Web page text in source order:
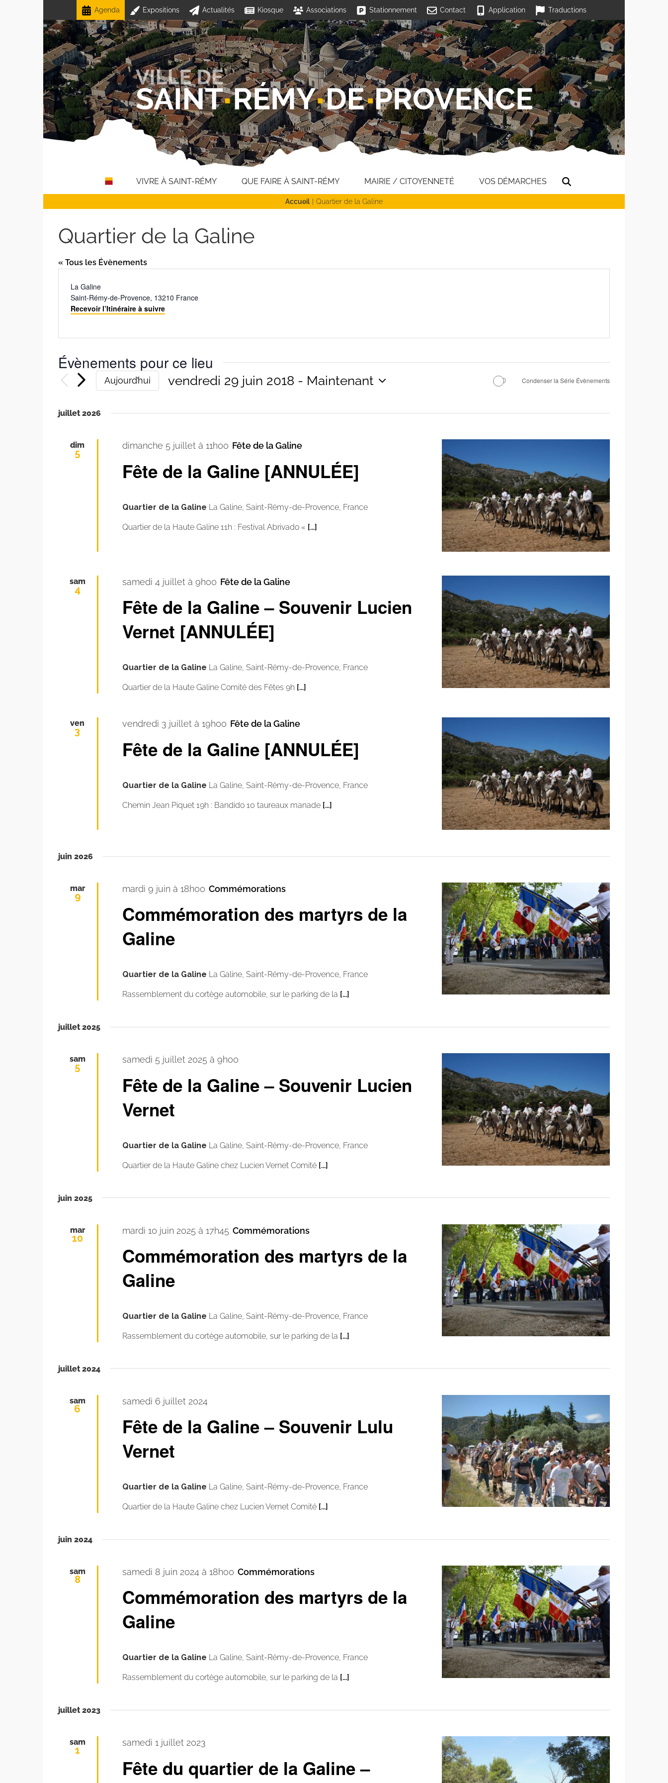
Agenda Expositions Actualités Kiosque Associations Stationnement Contact Application Traductions
VIVRE À SAINT-RÉMY QUE FAIRE À SAINT-RÉMY MAIRIE / CITOYENNETÉ VOS DÉMARCHES
Accueil Quartier de la Galine
Quartier de la Galine
« Tous les Évènements
Adresse
La Galine
Saint-Rémy-de-Provence, 13210 France
Recevoir l’Itinéraire à suivre
Évènements pour ce lieu
Aujourd’hui vendredi 29 juin 2018 - Maintenant
Condenser la Série Évènements
juillet 2026
dim
5
Fête de la Galine [ANNULÉE]
dimanche 5 juillet à 11h00 Fête de la Galine
Quartier de la Galine La Galine, Saint-Rémy-de-Provence, France
Quartier de la Haute Galine 11h : Festival Abrivado « [...]
sam
4
Fête de la Galine – Souvenir Lucien
Vernet [ANNULÉE]
samedi 4 juillet à 9h00 Fête de la Galine
Quartier de la Galine La Galine, Saint-Rémy-de-Provence, France
Quartier de la Haute Galine Comité des Fêtes 9h [...]
ven
3
Fête de la Galine [ANNULÉE]
vendredi 3 juillet à 19h00 Fête de la Galine
Quartier de la Galine La Galine, Saint-Rémy-de-Provence, France
Chemin Jean Piquet 19h : Bandido 10 taureaux manade [...]
juin 2026
mar
9
Commémoration des martyrs de la
Galine
mardi 9 juin à 18h00 Commémorations
Quartier de la Galine La Galine, Saint-Rémy-de-Provence, France
Rassemblement du cortège automobile, sur le parking de la [...]
juillet 2025
sam
5
Fête de la Galine – Souvenir Lucien
Vernet
samedi 5 juillet 2025 à 9h00
Quartier de la Galine La Galine, Saint-Rémy-de-Provence, France
Quartier de la Haute Galine chez Lucien Vernet Comité [...]
juin 2025
mar
10
Commémoration des martyrs de la
Galine
mardi 10 juin 2025 à 17h45 Commémorations
Quartier de la Galine La Galine, Saint-Rémy-de-Provence, France
Rassemblement du cortège automobile, sur le parking de la [...]
juillet 2024
sam
6
Fête de la Galine – Souvenir Lulu
Vernet
samedi 6 juillet 2024
Quartier de la Galine La Galine, Saint-Rémy-de-Provence, France
Quartier de la Haute Galine chez Lucien Vernet Comité [...]
juin 2024
sam
8
Commémoration des martyrs de la
Galine
samedi 8 juin 2024 à 18h00 Commémorations
Quartier de la Galine La Galine, Saint-Rémy-de-Provence, France
Rassemblement du cortège automobile, sur le parking de la [...]
juillet 2023
sam
1
Fête du quartier de la Galine –
samedi 1 juillet 2023